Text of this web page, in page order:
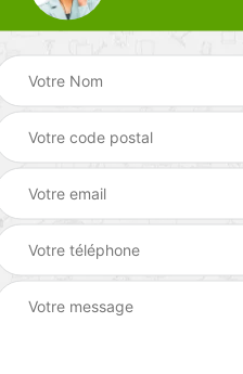
changement
grillage et clôture
10